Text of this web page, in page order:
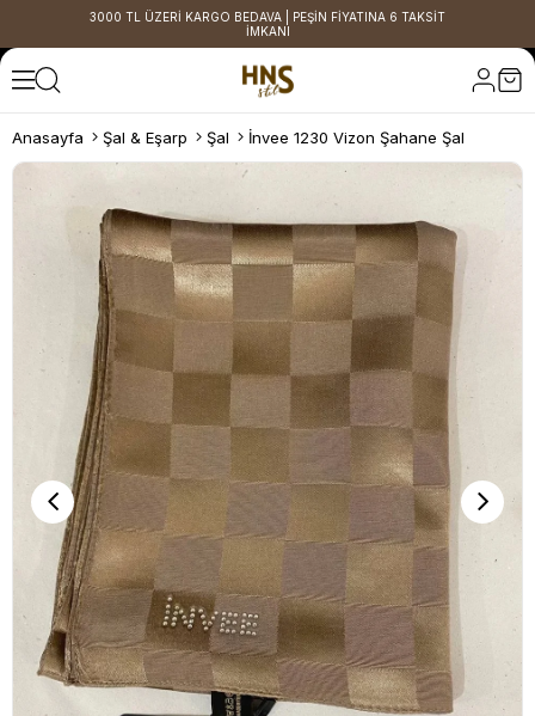
3000 TL ÜZERİ KARGO BEDAVA | PEŞİN FİYATINA 6 TAKSİT
İMKANI
Anasayfa Şal & Eşarp Şal İnvee 1230 Vizon Şahane Şal